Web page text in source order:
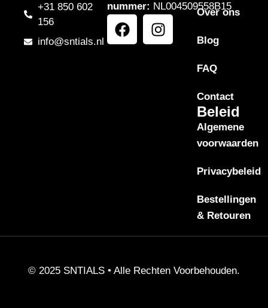
+31 850 602
156
info@sntials.nl
nummer: NL004509558B15
Over ons
Blog
FAQ
Contact
Beleid
Algemene
voorwaarden
Privacybeleid
Bestellingen
& Retouren
© 2025 SNTIALS • Alle Rechten Voorbehouden.